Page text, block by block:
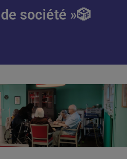
société »🎲